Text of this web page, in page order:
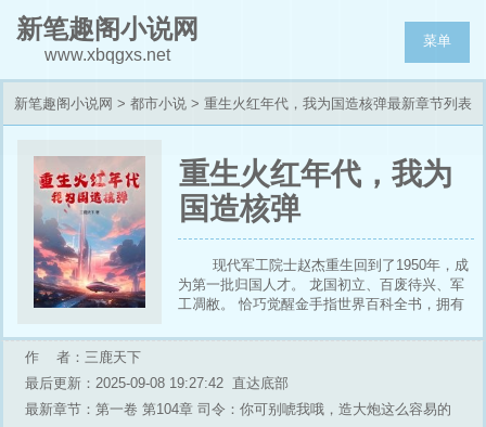
新笔趣阁小说网
www.xbqgxs.net
菜单
新笔趣阁小说网 > 都市小说 > 重生火红年代，我为国造核弹最新章节列表
重生火红年代，我为
国造核弹
现代军工院士赵杰重生回到了1950年，成
为第一批归国人才。 龙国初立、百废待兴、军
工凋敝。 恰巧觉醒金手指世界百科全书，拥有
研制出56式枪族、107火箭炮、59式坦克、歼-7
一朵蘑菇云。 这一年鹰酱登陆半岛，龙国出兵
援朝，1VS17联合国军。 龙国：以前你们有飞
机大炮，我们有钢铁般的意志；现在我们有了飞
作 者：三鹿天下
最后更新：2025-09-08 19:27:42 直达底部
最新章节：第一卷 第104章 司令：你可别唬我哦，造大炮这么容易的